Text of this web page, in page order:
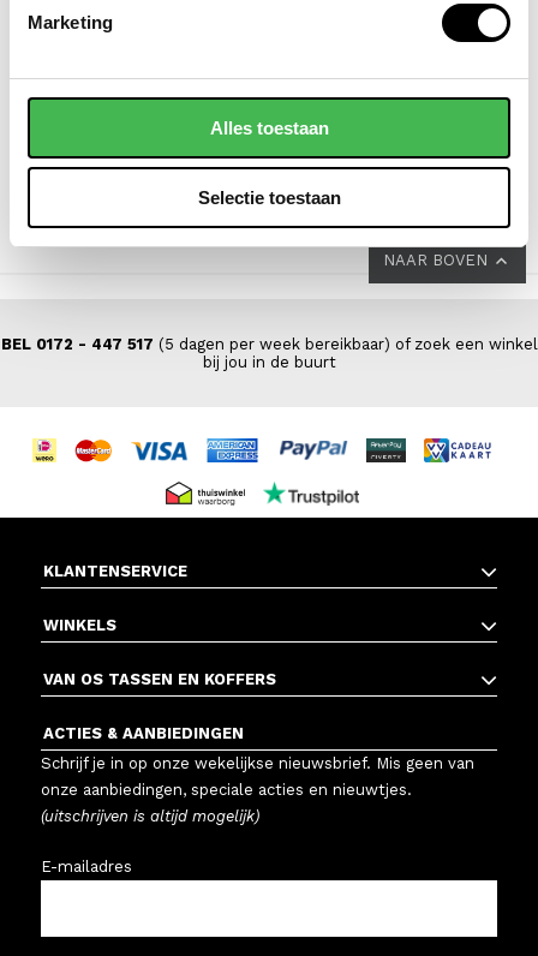
Marketing
Alles toestaan
Selectie toestaan
koffer / trolley /
(medium) s'cure
VOOR 149,00
grote schoudertas /
saffiano nora
NAAR BOVEN
BEL 0172 - 447 517 (5 dagen per week bereikbaar) of zoek een winkel
bij jou in de buurt
KLANTENSERVICE
WINKELS
VAN OS TASSEN EN KOFFERS
ACTIES & AANBIEDINGEN
Schrijf je in op onze wekelijkse nieuwsbrief. Mis geen van
onze aanbiedingen, speciale acties en nieuwtjes.
(uitschrijven is altijd mogelijk)
E-mailadres